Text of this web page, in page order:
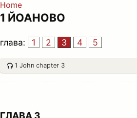
Home
1 ЙОАНОВО
глава: 1 2 3 4 5
1 John chapter 3
ГЛАВА 3